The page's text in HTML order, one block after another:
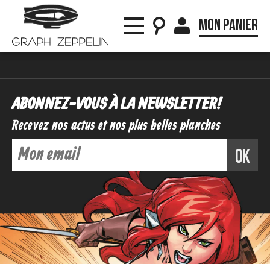
Mon panier
ABONNEZ-VOUS À LA NEWSLETTER !
Recevez nos actus et nos plus belles planches
ok